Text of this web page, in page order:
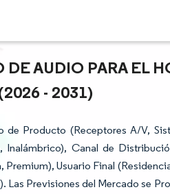
AUDIO PARA EL
- 2031)
Producto (Receptores A/V,
Inalámbrico), Canal de
Usuario Final
Las Previsiones del Mercado se